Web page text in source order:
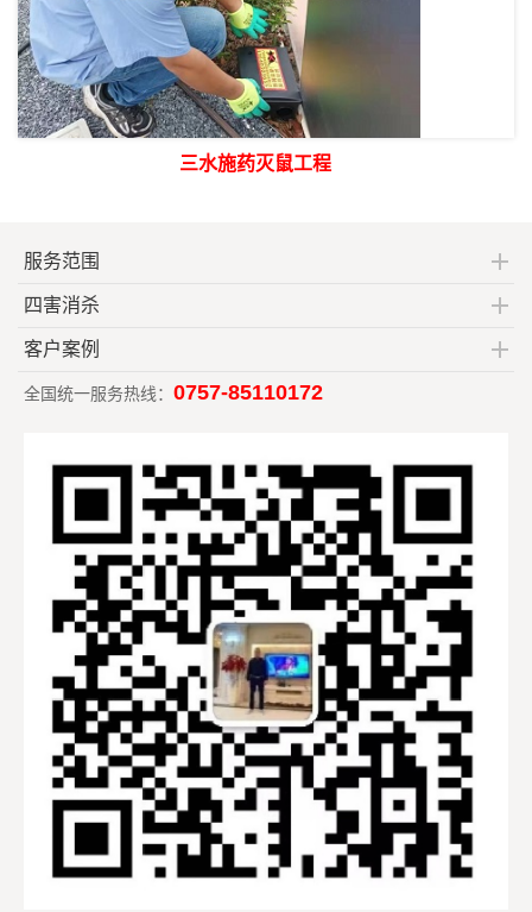
三水施药灭鼠工程
服务范围
四害消杀
客户案例
全国统一服务热线： 0757-85110172